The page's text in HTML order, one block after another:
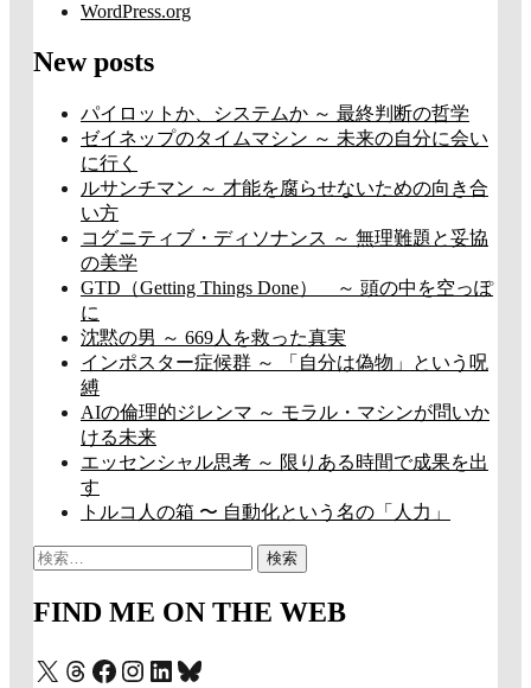
WordPress.org
New posts
パイロットか、システムか ～ 最終判断の哲学
ゼイネップのタイムマシン ～ 未来の自分に会い
に行く
ルサンチマン ～ 才能を腐らせないための向き合
い方
コグニティブ・ディソナンス ～ 無理難題と妥協
の美学
GTD（Getting Things Done） ～ 頭の中を空っぽ
に
沈黙の男 ～ 669人を救った真実
インポスター症候群 ～ 「自分は偽物」という呪
縛
AIの倫理的ジレンマ ～ モラル・マシンが問いか
ける未来
エッセンシャル思考 ～ 限りある時間で成果を出
す
トルコ人の箱 〜 自動化という名の「人力」
検
FIND ME ON THE WEB
X Threads
Facebook
Instagram
LinkedIn
Bluesky